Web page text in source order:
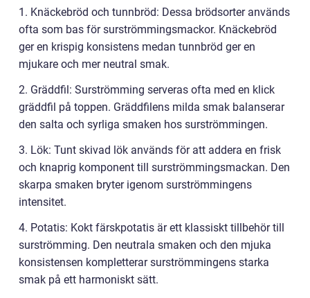
1. Knäckebröd och tunnbröd: Dessa brödsorter används
ofta som bas för surströmmingsmackor. Knäckebröd
ger en krispig konsistens medan tunnbröd ger en
mjukare och mer neutral smak.
2. Gräddfil: Surströmming serveras ofta med en klick
gräddfil på toppen. Gräddfilens milda smak balanserar
den salta och syrliga smaken hos surströmmingen.
3. Lök: Tunt skivad lök används för att addera en frisk
och knaprig komponent till surströmmingsmackan. Den
skarpa smaken bryter igenom surströmmingens
intensitet.
4. Potatis: Kokt färskpotatis är ett klassiskt tillbehör till
surströmming. Den neutrala smaken och den mjuka
konsistensen kompletterar surströmmingens starka
smak på ett harmoniskt sätt.